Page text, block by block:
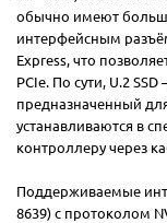
обычно имеют
интерфейсным
Express, что
PCIe. По сути, U.2
предназначенный
устанавливаются в
контроллеру через
Поддерживаемые
8639) с протоколом